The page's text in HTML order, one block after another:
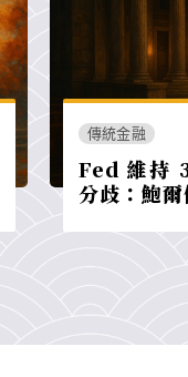
傳統金融
Fed 維持
分歧：鮑